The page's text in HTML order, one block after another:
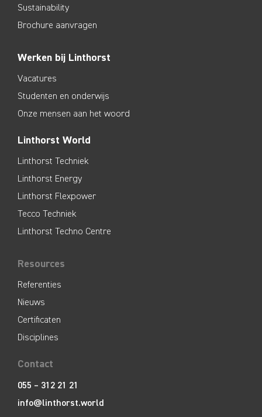
Sustainability
Brochure aanvragen
Werken bij Linthorst
Vacatures
Studenten en onderwijs
Onze mensen aan het woord
Linthorst World
Linthorst Techniek
Linthorst Energy
Linthorst Flexpower
Tecco Techniek
Linthorst Techno Centre
Resources
Referenties
Nieuws
Certificaten
Disciplines
Contact
055 – 312 21 21
info@linthorst.world